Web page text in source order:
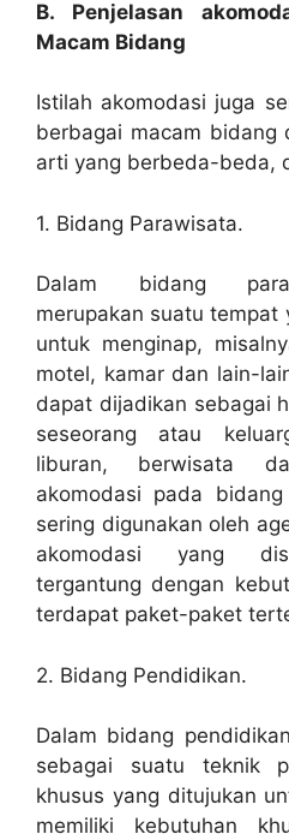
B. Penjelasan
Macam Bidang
Istilah akomodasi juga
berbagai macam bidang
arti yang berbeda-beda,
1. Bidang Parawisata.
Dalam bidang
merupakan suatu tempat
untuk menginap,
motel, kamar dan lain-
dapat dijadikan sebagai
seseorang atau
liburan, berwisata
akomodasi pada
sering digunakan oleh
akomodasi yang
tergantung dengan
terdapat paket-paket
2. Bidang Pendidikan.
Dalam bidang
sebagai suatu teknik
khusus yang ditujukan
memiliki kebutuhan